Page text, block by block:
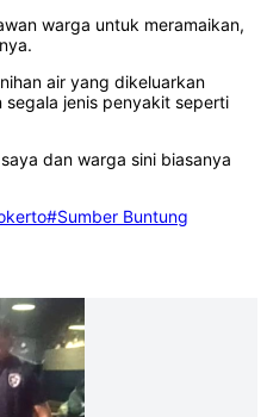
warga untuk meramaikan,
air yang dikeluarkan
jenis penyakit seperti
dan warga sini biasanya
#Sumber Buntung